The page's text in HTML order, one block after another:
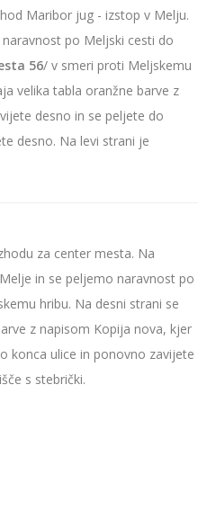
Maribor jug - izstop v Melju.
po Meljski cesti do
56/ v smeri proti Meljskemu
velika tabla oranžne barve z
desno in se peljete do
desno. Na levi strani je
za center mesta. Na
in se peljemo naravnost po
hribu. Na desni strani se
z napisom Kopija nova, kjer
konca ulice in ponovno zavijete
s stebrički.